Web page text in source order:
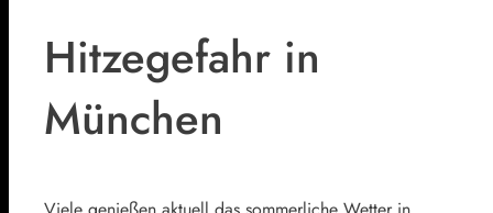
Hitzegefahr in
München